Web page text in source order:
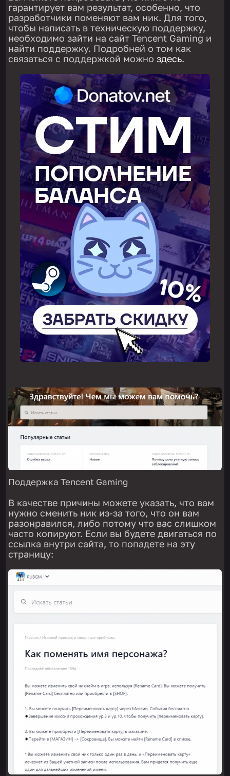
гарантирует вам результат, особенно, что
разработчики поменяют вам ник. Для того,
чтобы написать в техническую поддержку,
необходимо зайти на сайт Tencent Gaming и
найти поддержку. Подробней о том как
связаться с поддержкой можноздесь.
Поддержка Tencent Gaming
В качестве причины можете указать, что вам
нужно сменить ник из-за того, что он вам
разонравился, либо потому что вас слишком
часто копируют. Если вы будете двигаться по
ссылка внутри сайта, то попадете на эту
страницу: